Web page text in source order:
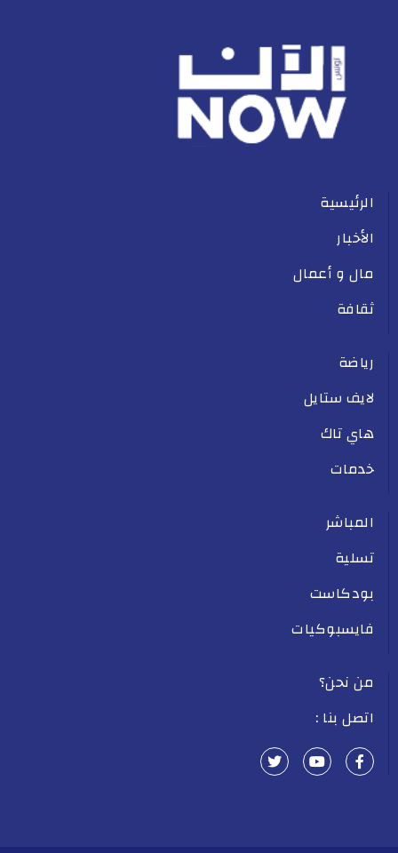
الرئيسية
الأخبار
مال و أعمال
ثقافة
رياضة
لايف ستايل
هاي تاك
خدمات
المباشر
تسلية
بودكاست
فايسبوكيات
من نحن؟
اتصل بنا :